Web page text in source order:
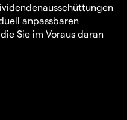
anpassbaren
Sie im Voraus daran